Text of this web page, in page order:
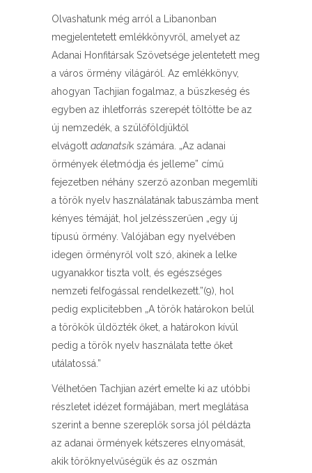
Olvashatunk még arról a Libanonban
megjelentetett emlékkönyvről, amelyet az
Adanai Honfitársak Szövetsége jelentetett meg
a város örmény világáról. Az emlékkönyv,
ahogyan Tachjian fogalmaz, a büszkeség és
egyben az ihletforrás szerepét töltötte be az
új nemzedék, a szülőföldjüktől
elvágott adanatsik számára. „Az adanai
örmények életmódja és jelleme” című
fejezetben néhány szerző azonban megemlíti
a török nyelv használatának tabuszámba ment
kényes témáját, hol jelzésszerűen „egy új
típusú örmény. Valójában egy nyelvében
idegen örményről volt szó, akinek a lelke
ugyanakkor tiszta volt, és egészséges
nemzeti felfogással rendelkezett.”(9), hol
pedig explicitebben „A török határokon belül
a törökök üldözték őket, a határokon kívül
pedig a török nyelv használata tette őket
utálatossá.”
Vélhetően Tachjian azért emelte ki az utóbbi
részletet idézet formájában, mert meglátása
szerint a benne szereplők sorsa jól példázta
az adanai örmények kétszeres elnyomását,
akik töröknyelvűségük és az oszmán